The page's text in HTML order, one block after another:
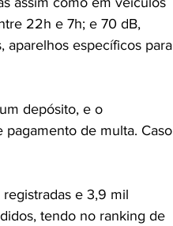
22h e 7h; e 70 dB,
aparelhos específicos para
depósito, e o
de multa. Caso
e 3,9 mil
tendo no ranking de